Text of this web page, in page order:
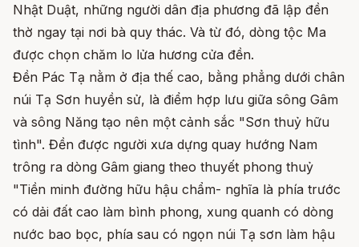
Nhật Duật, những người dân địa phương đã lập đền
thờ ngay tại nơi bà quy thác. Và từ đó, dòng tộc Ma
được chọn chăm lo lửa hương cửa đền.
Đền Pác Tạ nằm ở địa thế cao, bằng phẳng dưới chân
núi Tạ Sơn huyền sử, là điểm hợp lưu giữa sông Gâm
và sông Năng tạo nên một cảnh sắc "Sơn thuỷ hữu
tình". Đền được người xưa dựng quay hướng Nam
trông ra dòng Gâm giang theo thuyết phong thuỷ
"Tiền minh đường hữu hậu chẩm- nghĩa là phía trước
có dải đất cao làm bình phong, xung quanh có dòng
nước bao bọc, phía sau có ngọn núi Tạ sơn làm hậu